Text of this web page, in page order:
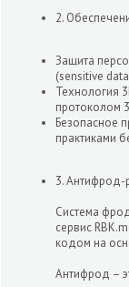
2.
Защита
(sensitive
Технология
протоколом
Безопасное
практиками
3. Антифрод-
Система
сервис
кодом на
Антифрод –